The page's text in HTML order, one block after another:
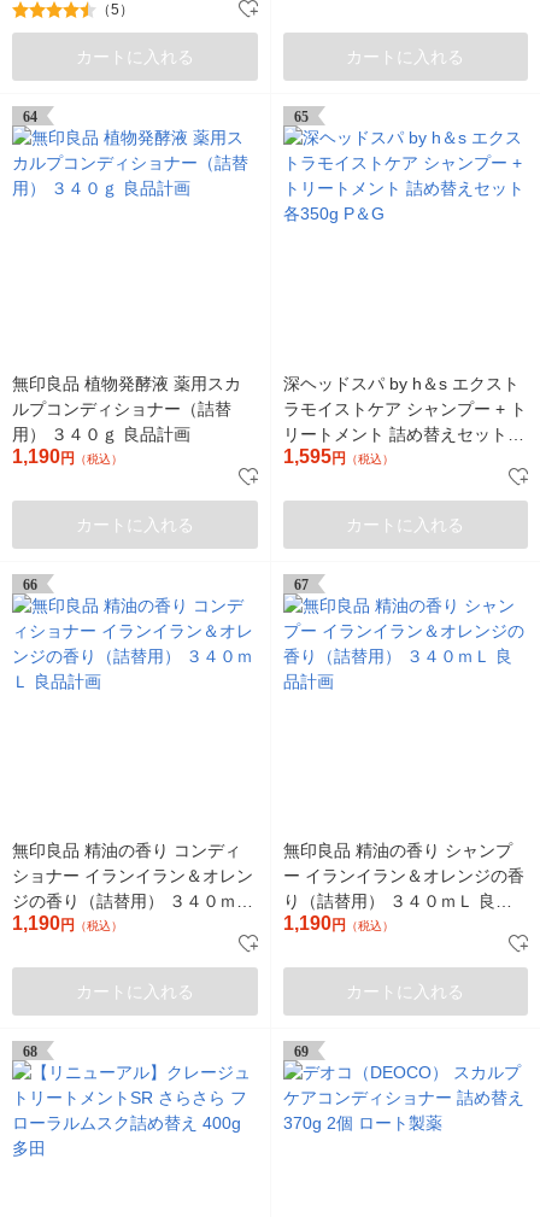
（5）
カートに入れる カートに入れる
64
無印良品 植物発酵液 薬用スカ
ルプコンディショナー（詰替
用） ３４０ｇ 良品計画
1,190円 （税込）
カートに入れる
65
深ヘッドスパ by h＆s エクスト
ラモイストケア シャンプー + ト
リートメント 詰め替えセット
各350g P＆G
1,595円 （税込）
カートに入れる
66
無印良品 精油の香り コンディ
ショナー イランイラン＆オレン
ジの香り（詰替用） ３４０ｍＬ
良品計画
1,190円 （税込）
カートに入れる
67
無印良品 精油の香り シャンプ
ー イランイラン＆オレンジの香
り（詰替用） ３４０ｍＬ 良品
計画
1,190円 （税込）
カートに入れる
68 69